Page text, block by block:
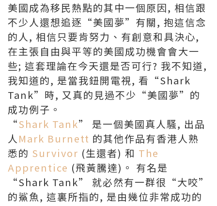
美國成為移民熱點的其中一個原因, 相信跟
不少人還想追逐“美國夢”有關, 抱這信念
的人, 相信只要肯努力、有創意和具決心,
在主張自由與平等的美國成功機會會大一
些; 這套理論在今天還是否可行? 我不知道,
我知道的, 是當我鈕開電視, 看“Shark
Tank”時, 又真的見過不少“美國夢”的
成功例子。
“Shark Tank” 是一個美國真人騷, 出品
人Mark Burnett 的其他作品有香港人熟
悉的 Survivor (生還者) 和 The
Apprentice (飛黃騰達)。 有名是
“Shark Tank” 就必然有一群很“大咬”
的鯊魚, 這裏所指的, 是由幾位非常成功的